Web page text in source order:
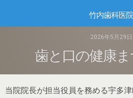
竹内歯科医院
2026年5月29日
歯と口の健康
当院院長が担当役員を務める宇多